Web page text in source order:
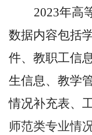
2023年高
数据内容包括
件、教职工信
生信息、教学
情况补充表、
师范类专业情